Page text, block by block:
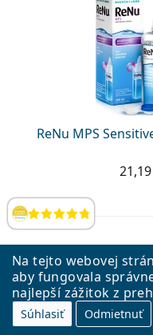
Na tejto webovej
aby fungovala
najlepší zážitok z
Súhlasiť Odmietnuť
Hodnotenia
ReNu MPS